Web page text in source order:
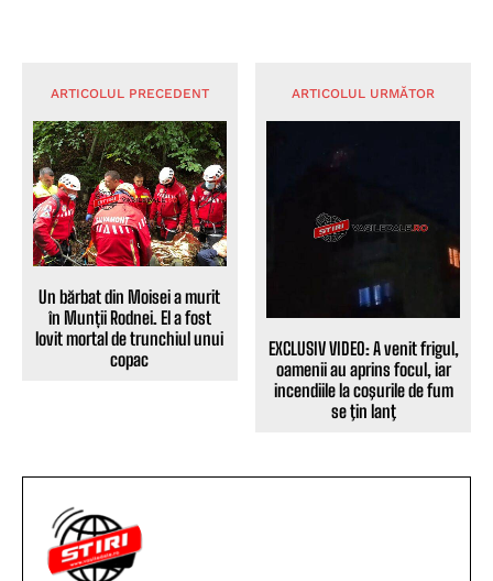
ARTICOLUL PRECEDENT
Un bărbat din Moisei a murit
în Munții Rodnei. El a fost
lovit mortal de trunchiul unui
copac
ARTICOLUL URMĂTOR
EXCLUSIV VIDEO: A venit frigul,
oamenii au aprins focul, iar
incendiile la coşurile de fum
se ţin lanţ